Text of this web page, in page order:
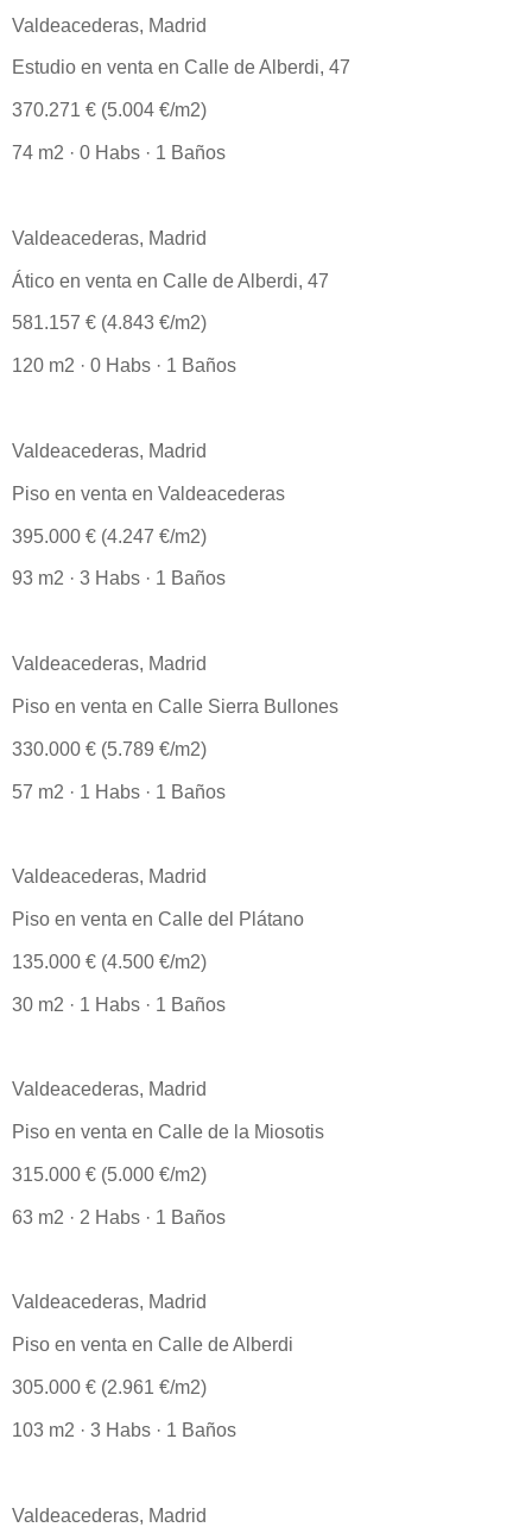
Valdeacederas, Madrid
Estudio en venta en Calle de Alberdi, 47
370.271 € (5.004 €/m2)
74 m2 · 0 Habs · 1 Baños
Valdeacederas, Madrid
Ático en venta en Calle de Alberdi, 47
581.157 € (4.843 €/m2)
120 m2 · 0 Habs · 1 Baños
Valdeacederas, Madrid
Piso en venta en Valdeacederas
395.000 € (4.247 €/m2)
93 m2 · 3 Habs · 1 Baños
Valdeacederas, Madrid
Piso en venta en Calle Sierra Bullones
330.000 € (5.789 €/m2)
57 m2 · 1 Habs · 1 Baños
Valdeacederas, Madrid
Piso en venta en Calle del Plátano
135.000 € (4.500 €/m2)
30 m2 · 1 Habs · 1 Baños
Valdeacederas, Madrid
Piso en venta en Calle de la Miosotis
315.000 € (5.000 €/m2)
63 m2 · 2 Habs · 1 Baños
Valdeacederas, Madrid
Piso en venta en Calle de Alberdi
305.000 € (2.961 €/m2)
103 m2 · 3 Habs · 1 Baños
Valdeacederas, Madrid